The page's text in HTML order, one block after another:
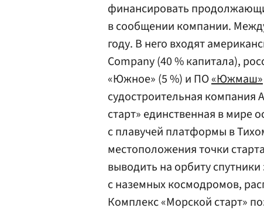
финансировать
в сообщении компании.
году. В него входят
Company (40 % капитала),
«Южное» (5 %) и ПО«Южмаш»
судостроительная компания
старт» единственная в мире
с плавучей платформы в
местоположения точки
выводить на орбиту
с наземных космодромов,
Комплекс «Морской старт»